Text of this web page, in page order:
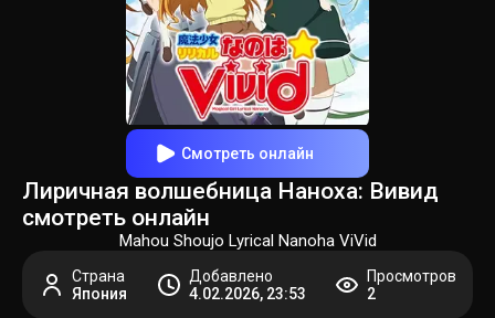
Смотреть онлайн
Лиричная волшебница Наноха: Вивид
смотреть онлайн
Mahou Shoujo Lyrical Nanoha ViVid
Страна
Япония
Добавлено
4.02.2026, 23:53
Просмотров
2